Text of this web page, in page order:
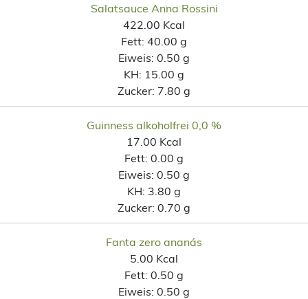
Salatsauce Anna Rossini
422.00 Kcal
Fett: 40.00 g
Eiweis: 0.50 g
KH: 15.00 g
Zucker: 7.80 g
Guinness alkoholfrei 0,0 %
17.00 Kcal
Fett: 0.00 g
Eiweis: 0.50 g
KH: 3.80 g
Zucker: 0.70 g
Fanta zero ananás
5.00 Kcal
Fett: 0.50 g
Eiweis: 0.50 g